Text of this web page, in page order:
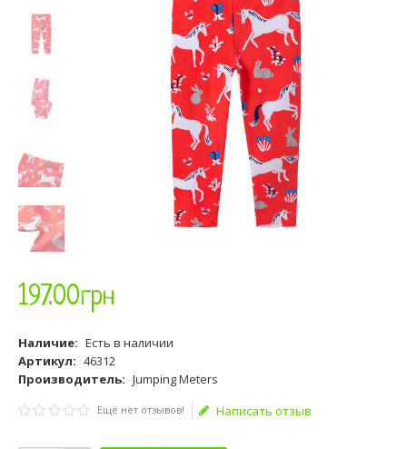
197.00грн
Наличие: Есть в наличии
Артикул: 46312
Производитель: Jumping Meters
Ещё нет отзывов! Написать отзыв